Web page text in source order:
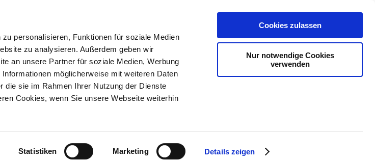
personalisieren, Funktionen für soziale Medien
zu analysieren. Außerdem geben wir
an unsere Partner für soziale Medien, Werbung
möglicherweise mit weiteren Daten
die sie im Rahmen Ihrer Nutzung der Dienste
Cookies, wenn Sie unsere Webseite weiterhin
Statistiken Marketing Details zeigen
Cookies zulassen
Nur notwendige Cookies
verwenden
Die Naturkäserei Käse Frischprodukte Entdecken & Verkosten
Datenschutz Anmelden
von01.04. bis
Führungen in der Schaukäserei
Der Weg der Heumilch
Wochenmärkte